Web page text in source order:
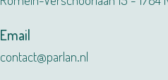
Email
contact@parlan.nl